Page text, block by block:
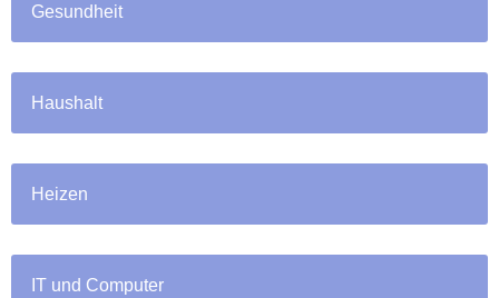
Gesundheit
Haushalt
Heizen
IT und Computer